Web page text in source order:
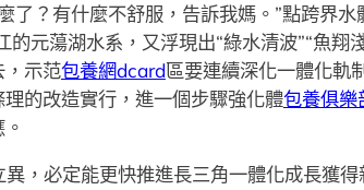
了？有什麼不舒服，告訴我媽。”點跨界水
元蕩湖水系，又浮現出“綠水清波”“魚翔
，示范包養網dcard區要連續深化一體化軌
的改造實行，進一個步驟強化體包養俱樂
，必定能更快推進長三角一體化成長獲